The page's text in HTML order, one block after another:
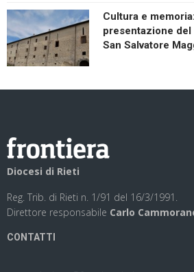
Cultura e
presentazione del
San Salvatore
Diocesi di Rieti
Reg. Trib. di Rieti n. 1/91 del 16/3/1991.
Direttore responsabile Carlo
CONTATTI